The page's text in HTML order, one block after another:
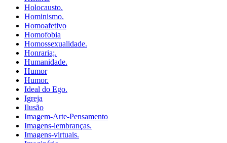
Holocausto.
Hominismo.
Homoafetivo
Homofobia
Homossexualidade.
Honraria;.
Humanidade.
Humor
Humor.
Ideal do Ego.
Igreja
Ilusão
Imagem-Arte-Pensamento
Imagens-lembranças.
Imagens-virtuais.